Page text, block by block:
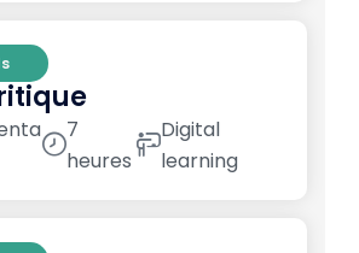
7
heures
Digital
learning